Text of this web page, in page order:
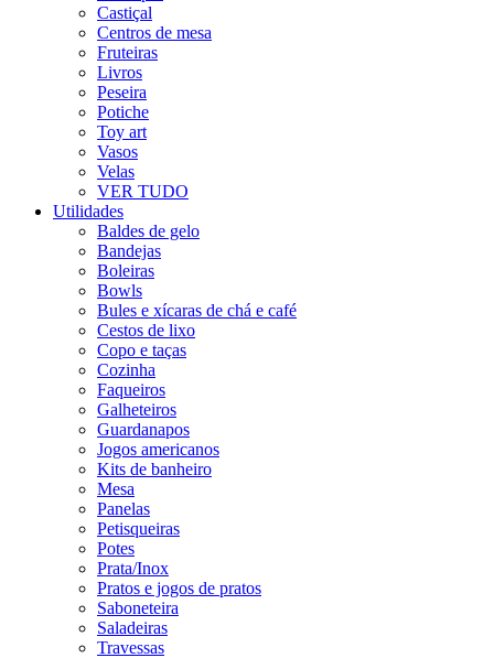
Castiçal
Centros de mesa
Fruteiras
Livros
Peseira
Potiche
Toy art
Vasos
Velas
VER TUDO
Utilidades
Baldes de gelo
Bandejas
Boleiras
Bowls
Bules e xícaras de chá e café
Cestos de lixo
Copo e taças
Cozinha
Faqueiros
Galheteiros
Guardanapos
Jogos americanos
Kits de banheiro
Mesa
Panelas
Petisqueiras
Potes
Prata/Inox
Pratos e jogos de pratos
Saboneteira
Saladeiras
Travessas